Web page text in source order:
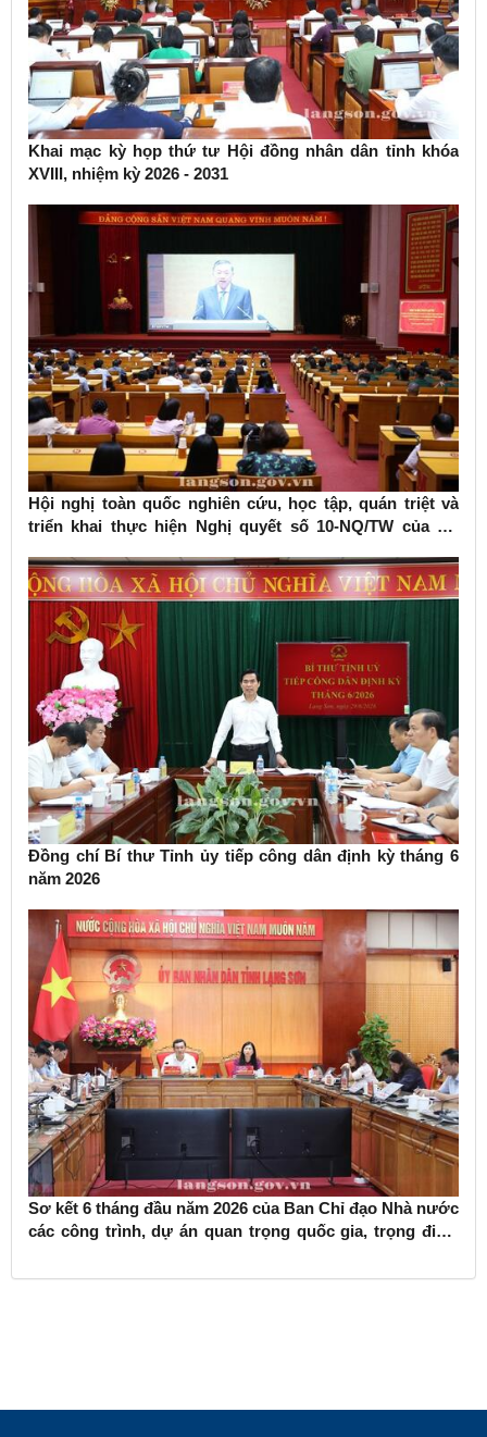
Khai mạc kỳ họp thứ tư Hội đồng nhân dân tỉnh khóa
XVIII, nhiệm kỳ 2026 - 2031
Hội nghị toàn quốc nghiên cứu, học tập, quán triệt và
triển khai thực hiện Nghị quyết số 10-NQ/TW của Bộ
Đồng chí Bí thư Tỉnh ủy tiếp công dân định kỳ tháng 6
năm 2026
Sơ kết 6 tháng đầu năm 2026 của Ban Chỉ đạo Nhà nước
các công trình, dự án quan trọng quốc gia, trọng điểm